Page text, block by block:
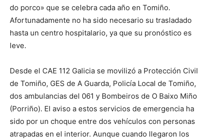
do porco» que se celebra cada año en Tomiño.
Afortunadamente no ha sido necesario su trasladado
hasta un centro hospitalario, ya que su pronóstico es
leve.
Desde el CAE 112 Galicia se movilizó a Protección Civil
de Tomiño, GES de A Guarda, Policía Local de Tomiño,
dos ambulancias del 061 y Bombeiros de O Baixo Miño
(Porriño). El aviso a estos servicios de emergencia ha
sido por un choque entre dos vehículos con personas
atrapadas en el interior. Aunque cuando llegaron los